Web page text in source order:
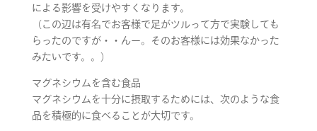
による影響を受けやすくなります。
（この辺は有名でお客様で足がツルって方で実験しても
らったのですが・・んー。そのお客様には効果なかった
みたいです。。）
マグネシウムを含む食品
マグネシウムを十分に摂取するためには、次のような食
品を積極的に食べることが大切です。